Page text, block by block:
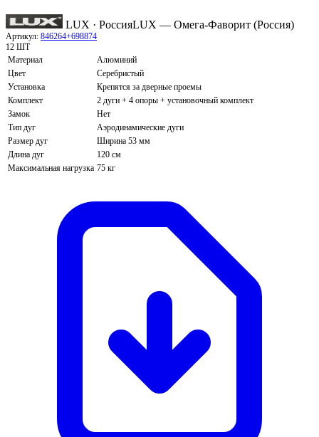
LUX · РоссияLUX — Омега-Фаворит (Россия)
Артикул: 846264+698874
12 ШТ
Материал
Алюминий
Цвет
Серебристый
Установка
Крепятся за дверные проемы
Комплект
2 дуги + 4 опоры + установочный комплект
Замок
Нет
Тип дуг
Аэродинамические дуги
Размер дуг
Ширина 53 мм
Длина дуг
120 см
Максимальная нагрузка 75 кг